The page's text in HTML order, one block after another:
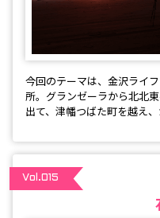
今回のテーマは、金沢ライ
所。グランゼーラから北北
出て、津幡つばた町を越え
Vol.015